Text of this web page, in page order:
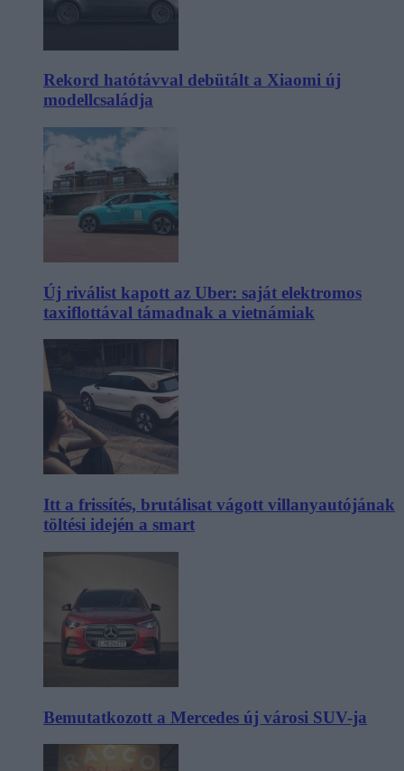
Rekord hatótávval debütált a Xiaomi új
modellcsaládja
Új riválist kapott az Uber: saját elektromos
taxiflottával támadnak a vietnámiak
Itt a frissítés, brutálisat vágott villanyautójának
töltési idején a smart
Bemutatkozott a Mercedes új városi SUV-ja